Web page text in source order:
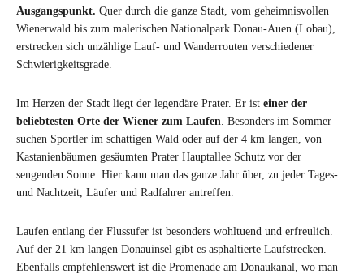
Ausgangspunkt. Quer durch die ganze Stadt, vom geheimnisvollen
Wienerwald bis zum malerischen Nationalpark Donau-Auen (Lobau),
erstrecken sich unzählige Lauf- und Wanderrouten verschiedener
Schwierigkeitsgrade.
Im Herzen der Stadt liegt der legendäre Prater. Er ist einer der
beliebtesten Orte der Wiener zum Laufen . Besonders im Sommer
suchen Sportler im schattigen Wald oder auf der 4 km langen, von
Kastanienbäumen gesäumten Prater Hauptallee Schutz vor der
sengenden Sonne. Hier kann man das ganze Jahr über, zu jeder Tages-
und Nachtzeit, Läufer und Radfahrer antreffen.
Laufen entlang der Flussufer ist besonders wohltuend und erfreulich.
Auf der 21 km langen Donauinsel gibt es asphaltierte Laufstrecken.
Ebenfalls empfehlenswert ist die Promenade am Donaukanal, wo man